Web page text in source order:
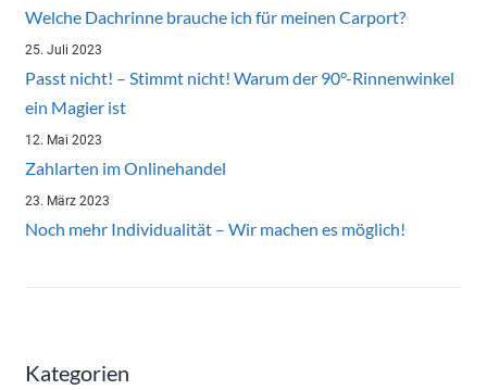
Welche Dachrinne brauche ich für meinen Carport?
Passt nicht! – Stimmt nicht! Warum der 90°-Rinnenwinkel
ein Magier ist
25. Juli 2023
Zahlarten im Onlinehandel
12. Mai 2023
Noch mehr Individualität – Wir machen es möglich!
23. März 2023
Kategorien